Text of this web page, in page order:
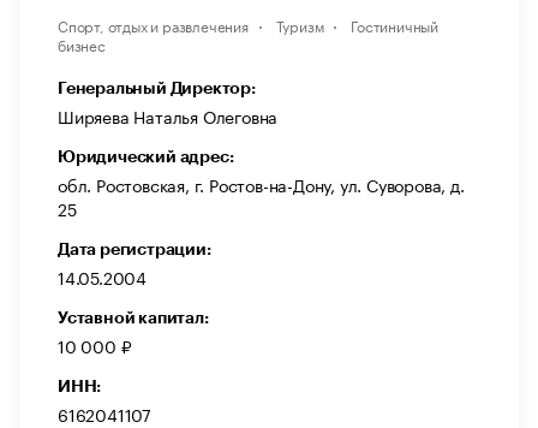
Спорт, отдых и развлечения Туризм
Гостиничный
бизнес
Генеральный Директор:
Ширяева Наталья Олеговна
Юридический адрес:
обл. Ростовская, г. Ростов-на-Дону, ул. Суворова, д.
25
Дата регистрации:
14.05.2004
Уставной капитал:
10 000 ₽
ИНН:
6162041107